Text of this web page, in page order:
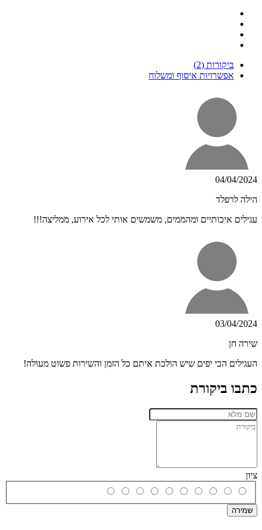
ביקורות (2)
אפשרויות איסוף ומשלוח
04/04/2024
הילה לרפלד
עגילים איכותיים ומהממים, משמשים אותי לכל אירוע, ממליצה!!!
03/04/2024
שירה חן
העגילים הכי יפים שיש הולכת איתם כל הזמן והשירות פשוט מעולה!
כתבו ביקורת
ציון
שמירה